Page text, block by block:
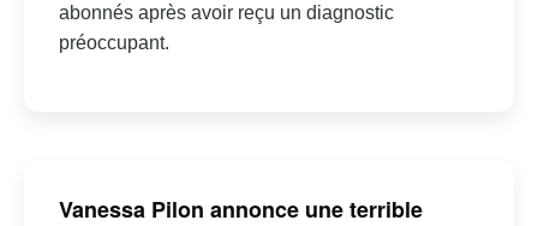
abonnés après avoir reçu un diagnostic
préoccupant.
Vanessa Pilon annonce une terrible